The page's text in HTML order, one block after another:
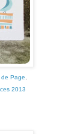
de Page
2013